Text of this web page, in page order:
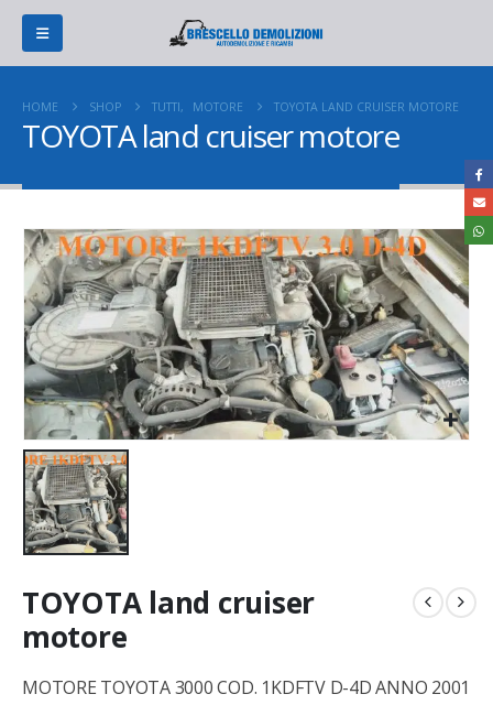
HOME SHOP TUTTI, MOTORE TOYOTA LAND CRUISER MOTORE
TOYOTA land cruiser motore
TOYOTA land cruiser
motore
MOTORE TOYOTA 3000 COD. 1KDFTV D-4D ANNO 2001